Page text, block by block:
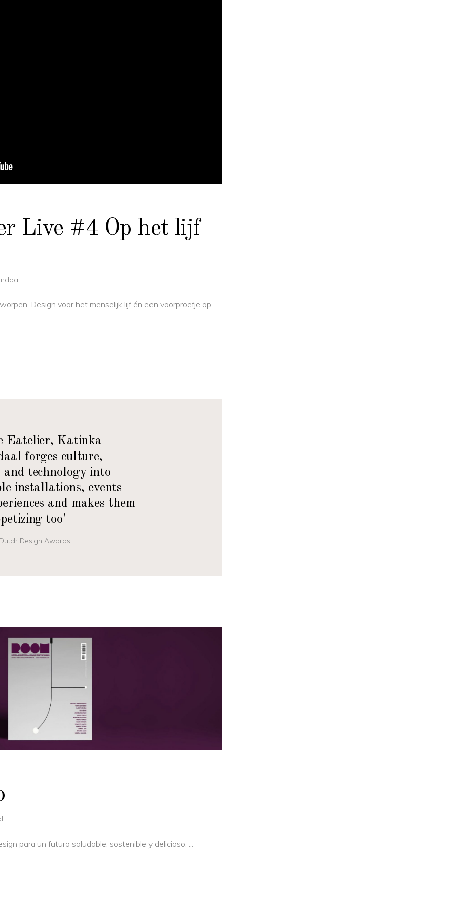
Live #4 Op het lijf
Design voor het menselijk lijf én een voorproefje op
Eatelier, Katinka
forges culture,
and technology into
installations, events
and makes them
too'
Design Awards:
para un futuro saludable, sostenible y delicioso.